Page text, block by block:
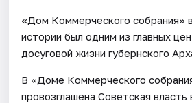
«Дом Коммерческого собрания»
истории был одним из главных
досуговой жизни губернского
В «Доме Коммерческого
провозглашена Советская власть